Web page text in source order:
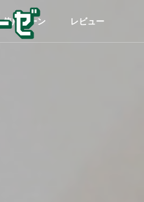
使用シーン レビュー